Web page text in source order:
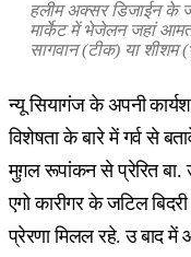
हलीम अक्सर डिजाईन के
मार्केट में भेजेलन जहां
सागवान (टीक) या शीशम
न्यू सियागंज के अपनी
विशेषता के बारे में गर्व से
मुग़ल रूपांकन से प्रेरित बा.
एगो कारीगर के जटिल
प्रेरणा मिलल रहे. उ बाद में